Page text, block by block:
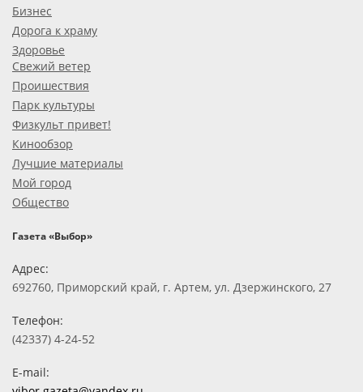
Бизнес
Дорога к храму
Здоровье
Свежий ветер
Проишествия
Парк культуры
Физкульт привет!
Кинообзор
Лучшие материалы
Мой город
Общество
Газета «Выбор»
Адрес:
692760, Приморский край, г. Артем, ул. Дзержинского, 27
Телефон:
(42337) 4-24-52
E-mail: